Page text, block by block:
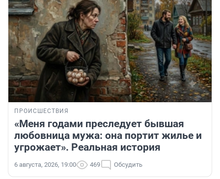
ПРОИСШЕСТВИЯ
«Меня годами преследует бывшая
любовница мужа: она портит жилье и
угрожает». Реальная история
6 августа, 2026, 19:00 469 Обсудить